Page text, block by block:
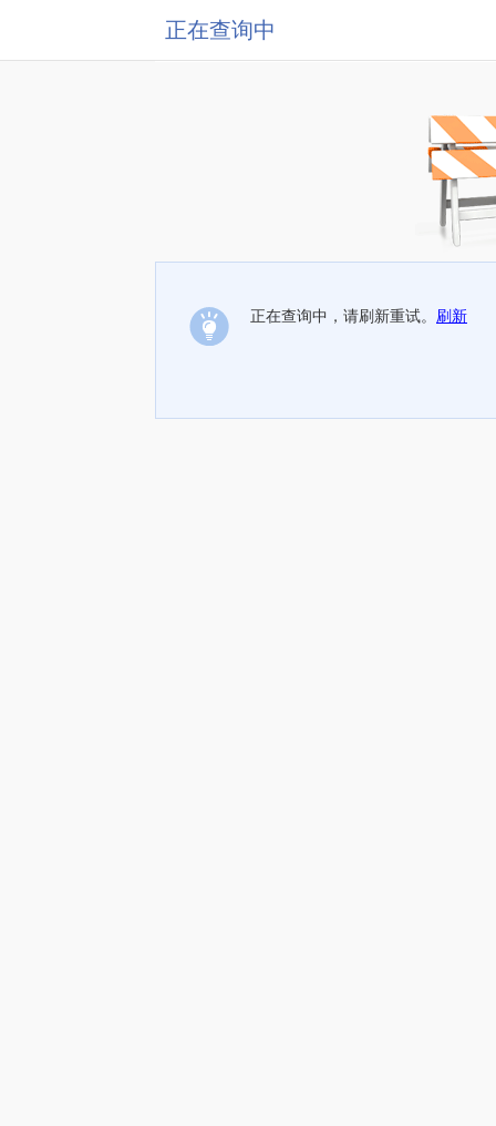
正在查询中
正在查询中，请刷新重试。 刷新